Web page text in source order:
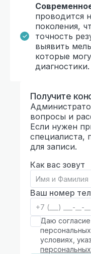
проводится
поколения,
точность
выявить
которые
диагностики.
Получите
вопросы и
Если нужен
специалиста,
для записи.
Как вас зовут
Ваш номер
Даю
условиях,